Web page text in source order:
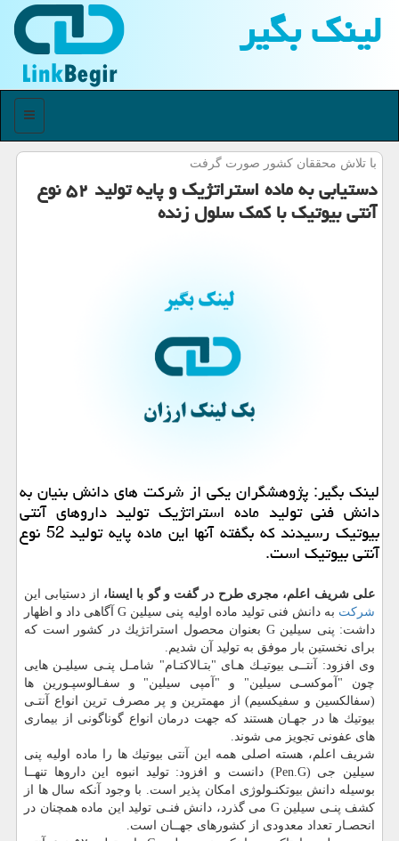
لینك بگیر
منو
با تلاش محققان كشور صورت گرفت
دستیابی به ماده استراتژیك و پایه تولید ۵۲ نوع
آنتی بیوتیك با كمك سلول زنده
لینك بگیر: پژوهشگران یكی از شركت های دانش بنیان به
دانش فنی تولید ماده استراتژیك تولید داروهای آنتی
بیوتیك رسیدند كه بگفته آنها این ماده پایه تولید 52 نوع
آنتی بیوتیك است.
علی شریف اعلم، مجری طرح در گفت و گو با ایسنا، از دستیابی این
شركت
به دانش فنی تولید ماده اولیه پنی سیلین G آگاهی داد و اظهار
داشت: پنی سیلین G بعنوان محصول استراتژیك در كشور است كه
برای نخستین بار موفق به تولید آن شدیم.
وی افزود: آنتــی بیوتیـك هـای "بتـالاكتـام" شامـل پنـی سیلیـن هایی
چون "آموكسـی سیلین" و "آمپی سیلین" و سفـالوسپـورین ها
(سفالكسین و سفیكسیم) از مهمترین و پر مصرف ترین انواع آنتـی
بیوتیك ها در جهـان هستند كه جهت درمان انواع گوناگونی از بیماری
های عفونی تجویز می شوند.
شریف اعلم، هسته اصلی همه این آنتی بیوتیك ها را ماده اولیه پنی
سیلین جی (Pen.G) دانست و افزود: تولید انبوه این داروها تنهــا
بوسیله دانش بیوتكنـولوژی امكان پذیر است. با وجود آنكه سال ها از
كشف پنـی سیلین G می گذرد، دانش فنـی تولید این ماده همچنان در
انحصـار تعداد معدودی از كشورهای جهــان است.